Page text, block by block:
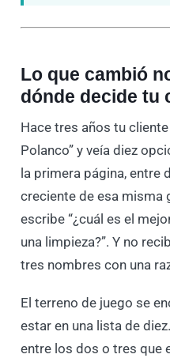
Lo que cambió
dónde decide tu
Hace tres años tu
Polanco” y veía diez
la primera página, entre
creciente de esa misma
escribe “¿cuál es el
una limpieza?”. Y no
tres nombres con una
El terreno de juego se
estar en una lista de
entre los dos o tres que